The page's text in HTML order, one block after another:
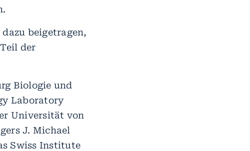
beigetragen,
der
Biologie und
Laboratory
Universität von
J. Michael
Swiss Institute